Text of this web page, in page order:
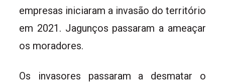
empresas iniciaram a invasão do território
em 2021. Jagunços passaram a ameaçar
os moradores.
Os invasores passaram a desmatar o